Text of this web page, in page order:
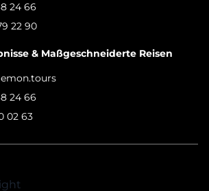
24 66
22 90
& Maßgeschneiderte Reisen
24 66
02 63